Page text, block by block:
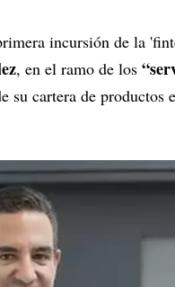
incursión de la
, en el ramo de los
su cartera de productos